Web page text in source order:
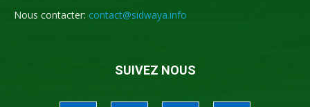
Nous contacter: contact@sidwaya.info
SUIVEZ NOUS